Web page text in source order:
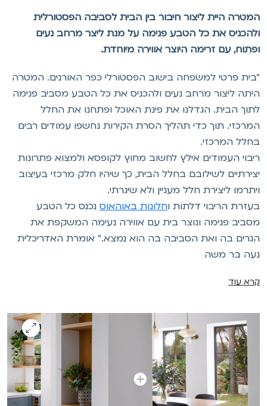
היית ליצור חיבור בין הבית לסביבה הפסטורלית
את כל הטבע פנימה על מנת ליצר מרחב נעים
עם זרימה היוצר אווירה מיוחדת.
פרטי למשפחה בישוב הפסטורלי כפר האורנים. המטרה
ליצור מרחב נעים ולהכניס את כל הטבע מסביב פנימה
הבית. הגדלנו את פינת האוכל ופתחנו את החלל
תוך כדי תהליך הסרת הקירות נחשפו עמודים רבים
המרכזי.
העמודים אילץ לחשוב מחוץ לקופסא ולמצוא פתרונות
לשילובם בחלל הבית, כך שיהיו חלק מרכזי בעיצוב
ליצירת חלל מעניין ולא שיגרתי.
הריבוי דלתות וחלונות באוהאוסנכנס כל הטבע
פנימה ונוצר בית עם אווירה נעימה המשקפת את
בה ואת הסביבה בה הוא נמצא." אומרת האדריכלית
בר משה
עוד